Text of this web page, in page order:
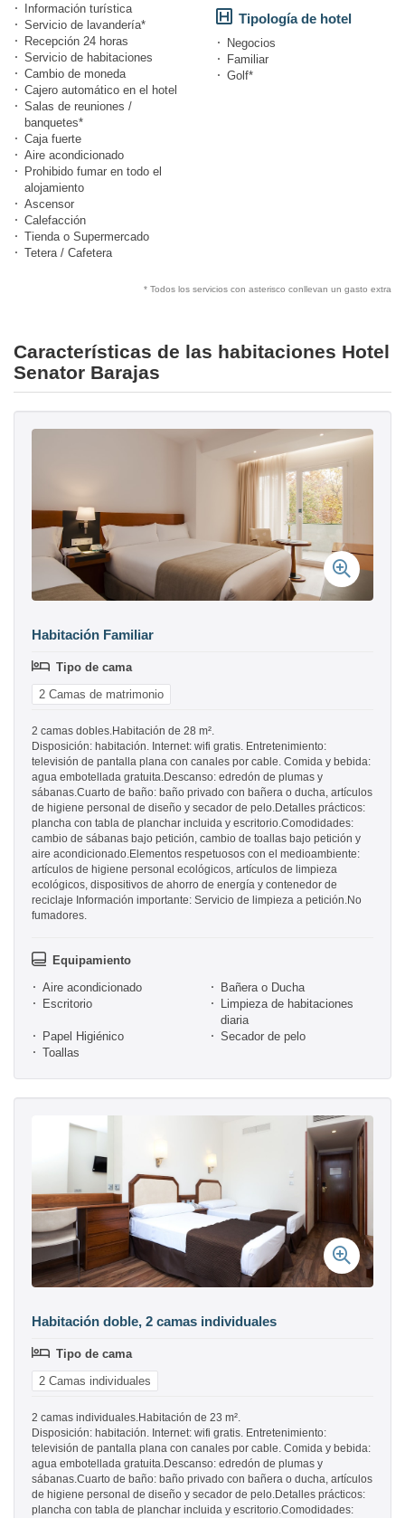
Información turística
Servicio de lavandería*
Recepción 24 horas
Servicio de habitaciones
Cambio de moneda
Cajero automático en el hotel
Salas de reuniones /
banquetes*
Caja fuerte
Aire acondicionado
Prohibido fumar en todo el
alojamiento
Ascensor
Calefacción
Tienda o Supermercado
Tetera / Cafetera
Tipología de hotel
Negocios
Familiar
Golf*
* Todos los servicios con asterisco conllevan un gasto extra
Características de las habitaciones Hotel
Senator Barajas
Habitación Familiar
Tipo de cama
2 Camas de matrimonio
2 camas dobles.Habitación de 28 m².
Disposición: habitación. Internet: wifi gratis. Entretenimiento:
televisión de pantalla plana con canales por cable. Comida y bebida:
agua embotellada gratuita.Descanso: edredón de plumas y
sábanas.Cuarto de baño: baño privado con bañera o ducha, artículos
de higiene personal de diseño y secador de pelo.Detalles prácticos:
plancha con tabla de planchar incluida y escritorio.Comodidades:
cambio de sábanas bajo petición, cambio de toallas bajo petición y
aire acondicionado.Elementos respetuosos con el medioambiente:
artículos de higiene personal ecológicos, artículos de limpieza
ecológicos, dispositivos de ahorro de energía y contenedor de
reciclaje Información importante: Servicio de limpieza a petición.No
fumadores.
Equipamiento
Aire acondicionado
Bañera o Ducha
Escritorio
Limpieza de habitaciones
diaria
Papel Higiénico
Secador de pelo
Toallas
Habitación doble, 2 camas individuales
Tipo de cama
2 Camas individuales
2 camas individuales.Habitación de 23 m².
Disposición: habitación. Internet: wifi gratis. Entretenimiento:
televisión de pantalla plana con canales por cable. Comida y bebida:
agua embotellada gratuita.Descanso: edredón de plumas y
sábanas.Cuarto de baño: baño privado con bañera o ducha, artículos
de higiene personal de diseño y secador de pelo.Detalles prácticos:
plancha con tabla de planchar incluida y escritorio.Comodidades: